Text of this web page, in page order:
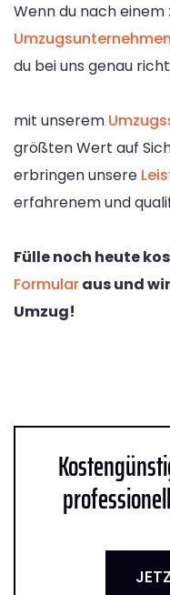
Wenn du nach
du bei uns genau
mit unserem
größten Wert auf
erbringen unsere
erfahrenem und
Fülle noch heute
Formularaus und
Umzug!